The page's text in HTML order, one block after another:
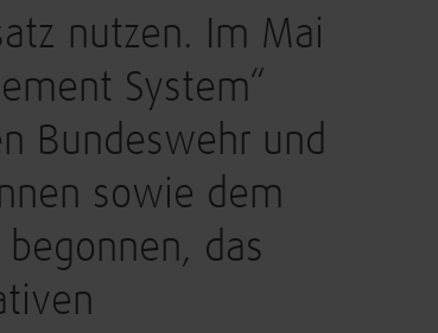
nutzen. Im Mai
System“
Bundeswehr und
sowie dem
das